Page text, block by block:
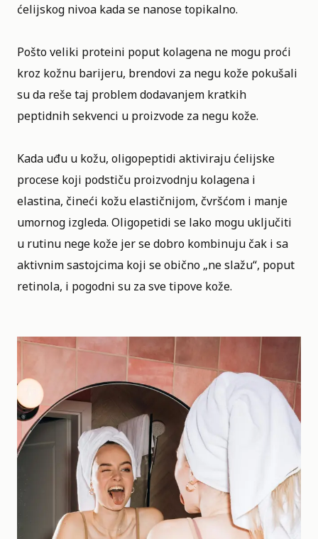
ćelijskog nivoa kada se nanose topikalno.
Pošto veliki proteini poput kolagena ne mogu proći
kroz kožnu barijeru, brendovi za negu kože pokušali
su da reše taj problem dodavanjem kratkih
peptidnih sekvenci u proizvode za negu kože.
Kada uđu u kožu, oligopeptidi aktiviraju ćelijske
procese koji podstiču proizvodnju kolagena i
elastina, čineći kožu elastičnijom, čvršćom i manje
umornog izgleda. Oligopetidi se lako mogu uključiti
u rutinu nege kože jer se dobro kombinuju čak i sa
aktivnim sastojcima koji se obično „ne slažu“, poput
retinola, i pogodni su za sve tipove kože.